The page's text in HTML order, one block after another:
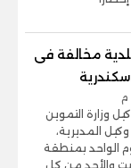
مخالفة فى
وزارة التموين
المديرية،
الواحد بمنطقة
والأحد من كل